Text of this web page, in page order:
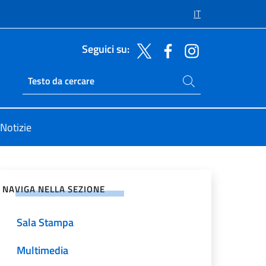
IT
Seguici su:
Ricerca sito live
Cerca nel sito
Notizie
NAVIGA NELLA SEZIONE
Sala Stampa
Multimedia